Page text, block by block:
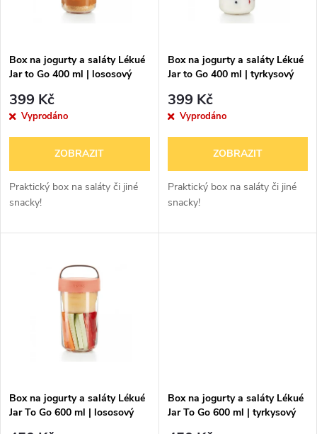
p
r
o
d
u
s
p
r
d
u
Box na jogurty a saláty Lékué
Jar to Go 400 ml | lososový
399 Kč
Vyprodáno
ZOBRAZIT
Praktický box na saláty či jiné
snacky!
Box na jogurty a saláty Lékué
Jar to Go 400 ml | tyrkysový
399 Kč
Vyprodáno
ZOBRAZIT
Praktický box na saláty či jiné
snacky!
Box na jogurty a saláty Lékué
Jar To Go 600 ml | lososový
Box na jogurty a saláty Lékué
Jar To Go 600 ml | tyrkysový